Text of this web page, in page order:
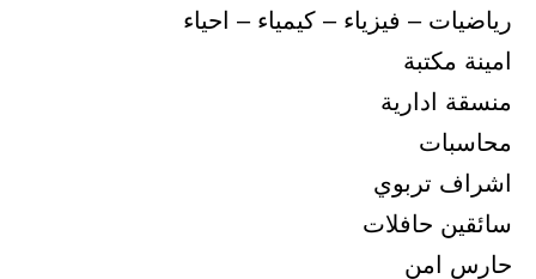
رياضيات – فيزياء – كيمياء – احياء
امينة مكتبة
منسقة ادارية
محاسبات
اشراف تربوي
سائقين حافلات
حارس امن